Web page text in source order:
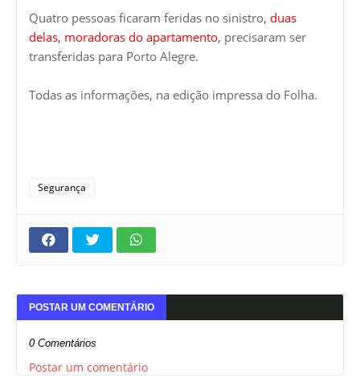
Quatro pessoas ficaram feridas no sinistro, duas
delas, moradoras do apartamento, precisaram ser
transferidas para Porto Alegre.
Todas as informações, na edição impressa do Folha.
Segurança
POSTAR UM COMENTÁRIO
0 Comentários
Postar um comentário